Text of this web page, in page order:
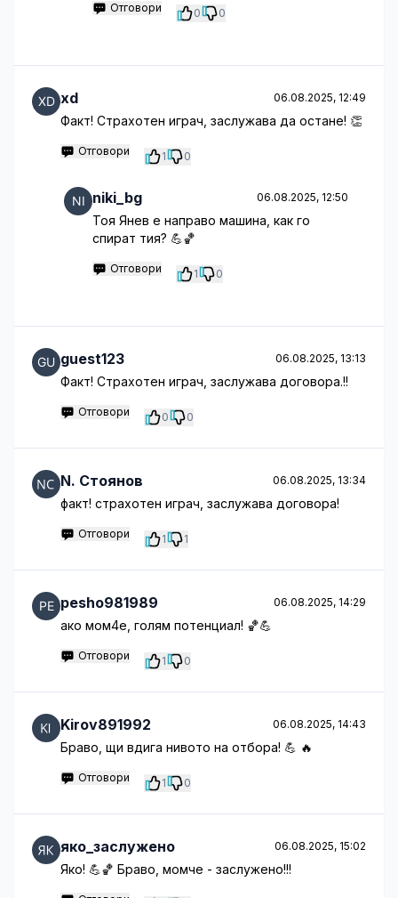
Отговори 0 0
xd 06.08.2025, 12:49
Факт! Страхотен играч, заслужава да остане! 👏
Отговори 1 0
niki_bg 06.08.2025, 12:50
Тоя Янев е направо машина, как го
спират тия? 💪🏀
Отговори 1 0
guest123 06.08.2025, 13:13
Факт! Страхотен играч, заслужава договора.!!
Отговори 0 0
N. Стоянов 06.08.2025, 13:34
факт! страхотен играч, заслужава договора!
Отговори 1 1
pesho981989 06.08.2025, 14:29
ако мом4е, голям потенциал! 🏀💪
Отговори 1 0
Kirov891992 06.08.2025, 14:43
Браво, щи вдига нивото на отбора! 💪 🔥
Отговори 1 0
яко_заслужено 06.08.2025, 15:02
Яко! 💪🏀 Браво, момче - заслужено!!!